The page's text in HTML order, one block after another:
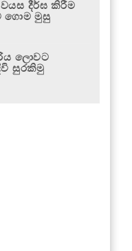
දීර්ඝ කිරීම
ගොම මුසු
ලොවට
සුරකිමු